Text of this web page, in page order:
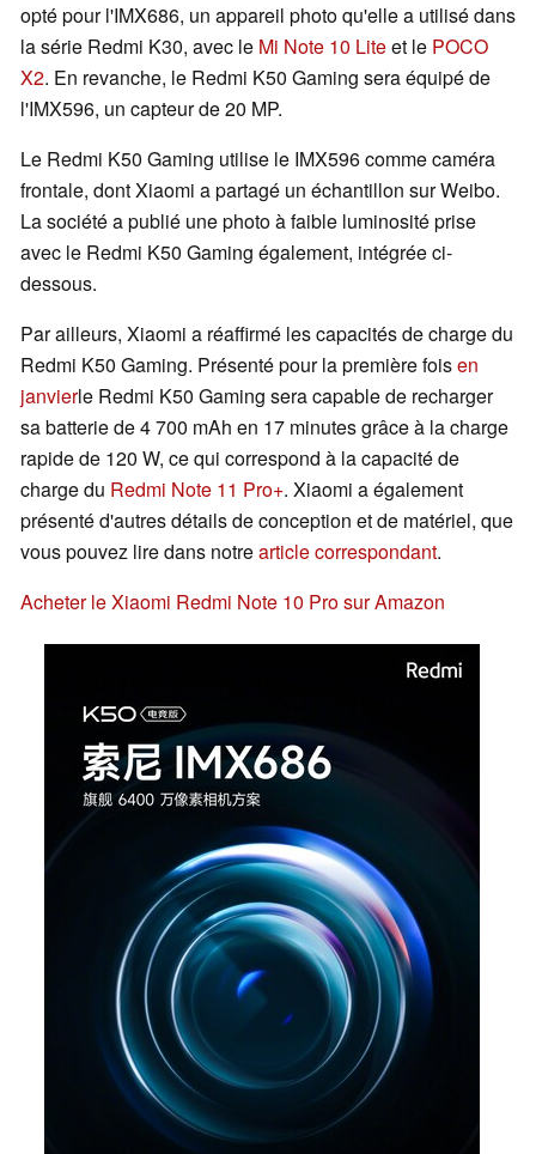
opté pour l'IMX686, un appareil photo qu'elle a utilisé dans
la série Redmi K30, avec le Mi Note 10 Liteet le POCO
X2. En revanche, le Redmi K50 Gaming sera équipé de
l'IMX596, un capteur de 20 MP.
Le Redmi K50 Gaming utilise le IMX596 comme caméra
frontale, dont Xiaomi a partagé un échantillon sur Weibo.
La société a publié une photo à faible luminosité prise
avec le Redmi K50 Gaming également, intégrée ci-
dessous.
Par ailleurs, Xiaomi a réaffirmé les capacités de charge du
Redmi K50 Gaming. Présenté pour la première foisen
janvierle Redmi K50 Gaming sera capable de recharger
sa batterie de 4 700 mAh en 17 minutes grâce à la charge
rapide de 120 W, ce qui correspond à la capacité de
charge du Redmi Note 11 Pro+. Xiaomi a également
présenté d'autres détails de conception et de matériel, que
vous pouvez lire dans notrearticle correspondant.
Acheter le Xiaomi Redmi Note 10 Pro sur Amazon